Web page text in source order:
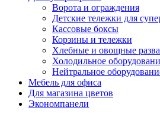
Ворота и ограждения
Детские тележки для
Кассовые боксы
Корзины и тележки
Хлебные и овощные
Холодильное
Нейтральное
Мебель для офиса
Для магазина цветов
Экономпанели